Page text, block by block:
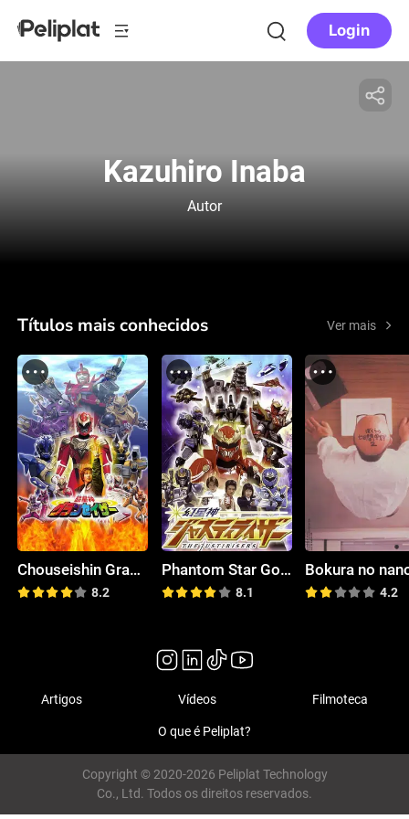
Login
Kazuhiro Inaba
Autor
Títulos mais conhecidos Ver mais
Chouseishin Gransazer
8.2
Phantom Star God Justirisers
8.1 4.2
Artigos Vídeos Filmoteca
O que é Peliplat?
Copyright © 2020-2026 Peliplat Technology
Co., Ltd. Todos os direitos reservados.